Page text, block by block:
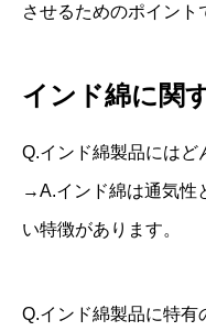
させるためのポイント
インド綿に関
Q.インド綿製品にはど
→A.インド綿は通気性
い特徴があります。
Q.インド綿製品に特有